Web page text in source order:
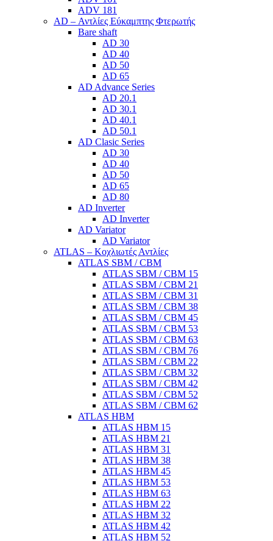
ADV 181
AD – Αντλίες Εύκαμπτης Φτερωτής
Bare shaft
AD 30
AD 40
AD 50
AD 65
AD Advance Series
AD 20.1
AD 30.1
AD 40.1
AD 50.1
AD Clasic Series
AD 30
AD 40
AD 50
AD 65
AD 80
AD Inverter
AD Inverter
AD Variator
AD Variator
ATLAS – Κοχλιωτές Αντλίες
ATLAS SBM / CBM
ATLAS SBM / CBM 15
ATLAS SBM / CBM 21
ATLAS SBM / CBM 31
ATLAS SBM / CBM 38
ATLAS SBM / CBM 45
ATLAS SBM / CBM 53
ATLAS SBM / CBM 63
ATLAS SBM / CBM 76
ATLAS SBM / CBM 22
ATLAS SBM / CBM 32
ATLAS SBM / CBM 42
ATLAS SBM / CBM 52
ATLAS SBM / CBM 62
ATLAS HBM
ATLAS HBM 15
ATLAS HBM 21
ATLAS HBM 31
ATLAS HBM 38
ATLAS HBM 45
ATLAS HBM 53
ATLAS HBM 63
ATLAS HBM 22
ATLAS HBM 32
ATLAS HBM 42
ATLAS HBM 52